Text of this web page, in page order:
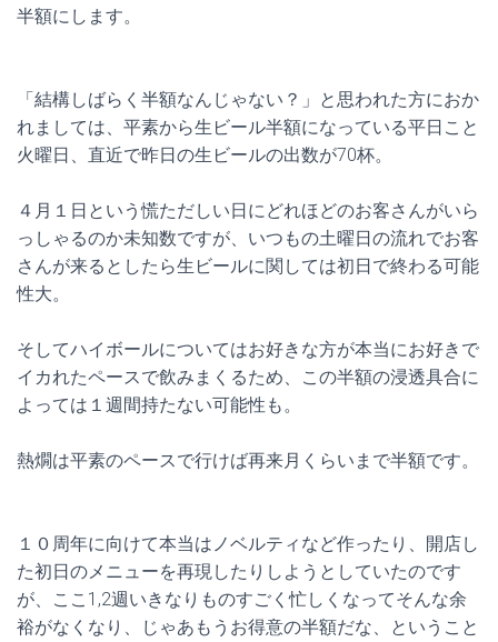
半額にします。
「結構しばらく半額なんじゃない？」と思われた方におか
れましては、平素から生ビール半額になっている平日こと
火曜日、直近で昨日の生ビールの出数が70杯。
４月１日という慌ただしい日にどれほどのお客さんがいら
っしゃるのか未知数ですが、いつもの土曜日の流れでお客
さんが来るとしたら生ビールに関しては初日で終わる可能
性大。
そしてハイボールについてはお好きな方が本当にお好きで
イカれたペースで飲みまくるため、この半額の浸透具合に
よっては１週間持たない可能性も。
熱燗は平素のペースで行けば再来月くらいまで半額です。
１０周年に向けて本当はノベルティなど作ったり、開店し
た初日のメニューを再現したりしようとしていたのです
が、ここ1,2週いきなりものすごく忙しくなってそんな余
裕がなくなり、じゃあもうお得意の半額だな、ということ